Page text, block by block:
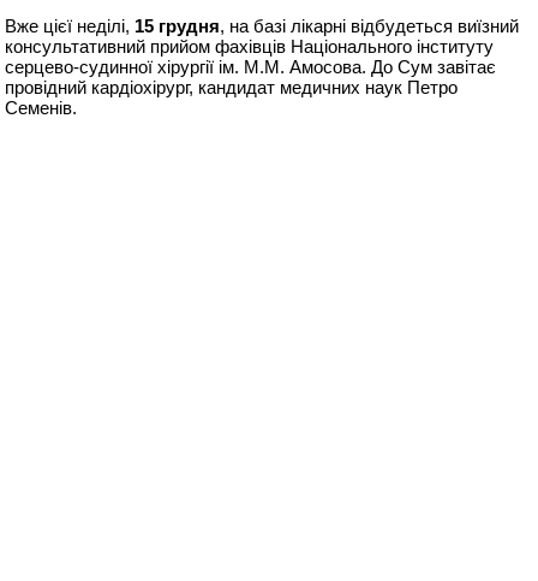
Вже цієї неділі, 15 грудня, на базі лікарні відбудеться виїзний
консультативний прийом фахівців Національного інституту
серцево-судинної хірургії ім. М.М. Амосова. До Сум завітає
провідний кардіохірург, кандидат медичних наук Петро
Семенів.